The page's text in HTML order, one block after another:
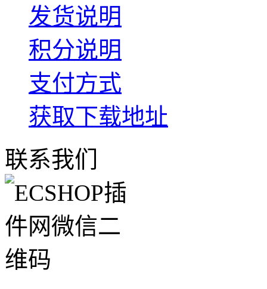
发货说明
积分说明
支付方式
获取下载地址
联系我们